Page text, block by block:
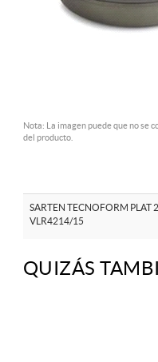
Nota: La imagen puede que no se
del producto.
SARTEN TECNOFORM PLAT
VLR4214/15
QUIZÁS